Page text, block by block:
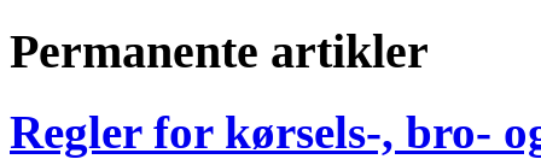
Permanente artikler
Regler for kørsels-, bro-